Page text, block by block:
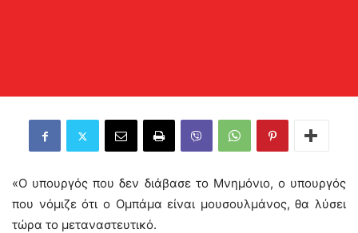
«Ο υπουργός που δεν διάβασε το Μνημόνιο, ο υπουργός
που νόμιζε ότι ο Ομπάμα είναι μουσουλμάνος, θα λύσει
τώρα το μεταναστευτικό.